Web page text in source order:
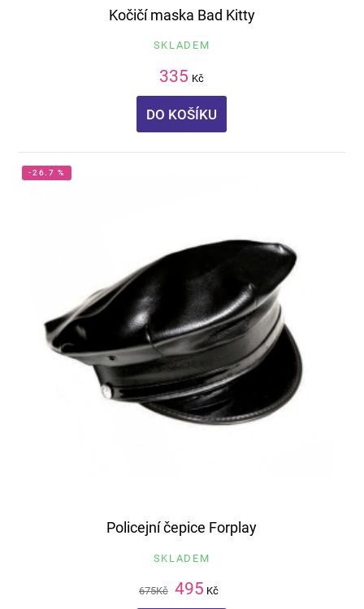
Kočičí maska Bad Kitty
SKLADEM
335 Kč
DO KOŠÍKU
-26.7 %
Policejní čepice Forplay
SKLADEM
675Kč 495 Kč